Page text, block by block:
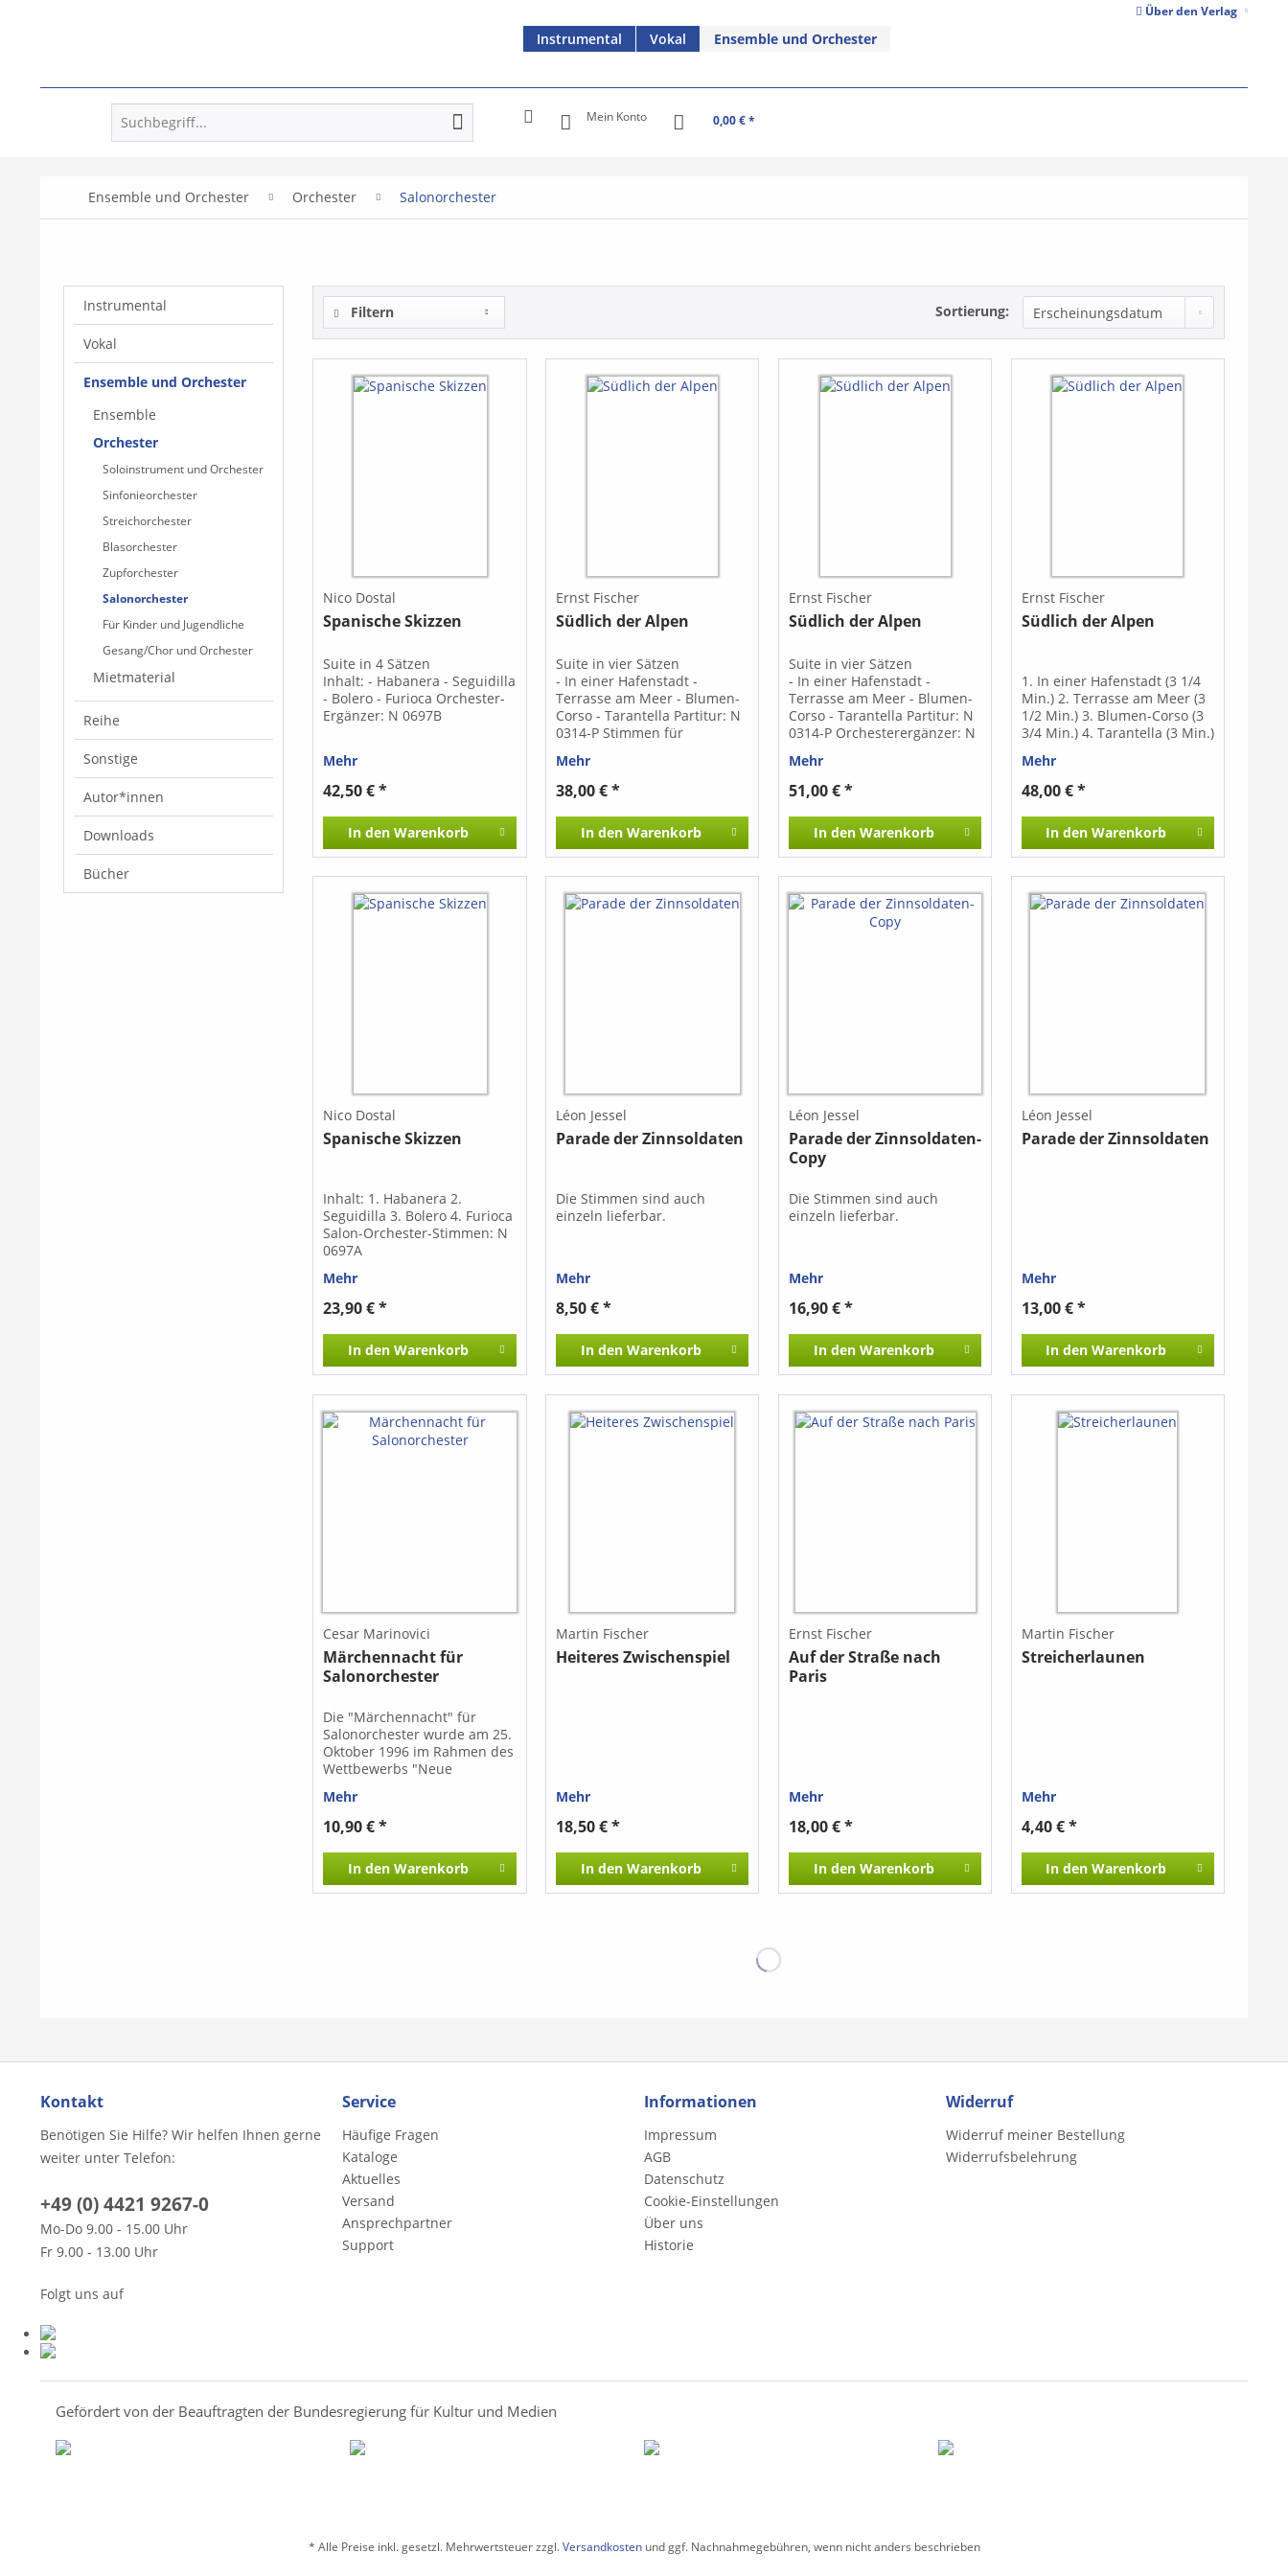
Über den Verlag
Instrumental Vokal Ensemble und Orchester
Mein Konto 0,00 € *
Ensemble und Orchester Orchester Salonorchester
Instrumental
Vokal
Ensemble und Orchester
Ensemble
Orchester
Soloinstrument und Orchester
Sinfonieorchester
Streichorchester
Blasorchester
Zupforchester
Salonorchester
Für Kinder und Jugendliche
Gesang/Chor und Orchester
Mietmaterial
Reihe
Sonstige
Autor*innen
Downloads
Bücher
Filtern Sortierung:
Nico Dostal
Spanische Skizzen
Suite in 4 Sätzen
Inhalt: - Habanera - Seguidilla
- Bolero - Furioca Orchester-
Ergänzer: N 0697B
Mehr
42,50 € *
In den Warenkorb
Ernst Fischer
Südlich der Alpen
Suite in vier Sätzen
- In einer Hafenstadt -
Terrasse am Meer - Blumen-
Corso - Tarantella Partitur: N
0314-P Stimmen für
Stimmen sind auch einzeln
erhältlich.
Mehr
38,00 € *
In den Warenkorb
Ernst Fischer
Südlich der Alpen
Suite in vier Sätzen
- In einer Hafenstadt -
Terrasse am Meer - Blumen-
Corso - Tarantella Partitur: N
0314-P Orchesterergänzer: N
einzeln erhältlich.
Mehr
51,00 € *
In den Warenkorb
Ernst Fischer
Südlich der Alpen
1. In einer Hafenstadt (3 1/4
Min.) 2. Terrasse am Meer (3
1/2 Min.) 3. Blumen-Corso (3
3/4 Min.) 4. Tarantella (3 Min.)
N 0314a Orchesterergänzer:
N 0314b
Mehr
48,00 € *
In den Warenkorb
Nico Dostal
Spanische Skizzen
Inhalt: 1. Habanera 2.
Seguidilla 3. Bolero 4. Furioca
Salon-Orchester-Stimmen: N
0697A
Mehr
23,90 € *
In den Warenkorb
Léon Jessel
Parade der Zinnsoldaten
Die Stimmen sind auch
einzeln lieferbar.
Mehr
8,50 € *
In den Warenkorb
Léon Jessel
Parade der Zinnsoldaten-
Copy
Die Stimmen sind auch
einzeln lieferbar.
Mehr
16,90 € *
In den Warenkorb
Léon Jessel
Parade der Zinnsoldaten
Mehr
13,00 € *
In den Warenkorb
Cesar Marinovici
Märchennacht für
Salonorchester
Die "Märchennacht" für
Salonorchester wurde am 25.
Oktober 1996 im Rahmen des
Wettbewerbs "Neue
Komponistenverbandes
uraufgeführt und mit dem 1.
Preis in der
Publikumswertung
ausgezeichnet. Die Stimmen
sind leihweise erhältlich.
Mehr
10,90 € *
In den Warenkorb
Martin Fischer
Heiteres Zwischenspiel
Mehr
18,50 € *
In den Warenkorb
Ernst Fischer
Auf der Straße nach
Paris
Mehr
18,00 € *
In den Warenkorb
Martin Fischer
Streicherlaunen
Mehr
4,40 € *
In den Warenkorb
Kontakt
Benötigen Sie Hilfe? Wir helfen Ihnen gerne
weiter unter Telefon:
+49 (0) 4421 9267-0
Mo-Do 9.00 - 15.00 Uhr
Fr 9.00 - 13.00 Uhr
Folgt uns auf
Service
Häufige Fragen
Kataloge
Aktuelles
Versand
Ansprechpartner
Support
Informationen
Impressum
AGB
Datenschutz
Cookie-Einstellungen
Über uns
Historie
Widerruf
Widerruf meiner Bestellung
Widerrufsbelehrung
Gefördert von der Beauftragten der Bundesregierung für Kultur und Medien
* Alle Preise inkl. gesetzl. Mehrwertsteuer zzgl.Versandkostenund ggf. Nachnahmegebühren, wenn nicht anders beschrieben